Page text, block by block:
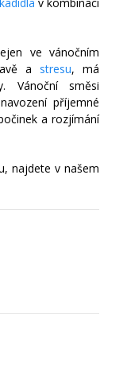
ve vánočním
a stresu, má
Vánoční směsi
příjemné
a rozjímání
najdete v našem